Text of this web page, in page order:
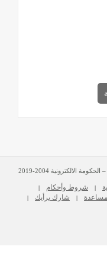
2004-2019
| شروط وأحكام |
مساعدة | شارك برأيك |